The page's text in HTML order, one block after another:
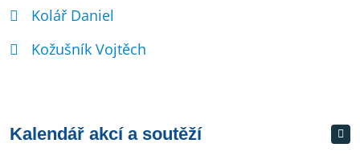
Kolář Daniel
Kožušník Vojtěch
Kalendář akcí a soutěží